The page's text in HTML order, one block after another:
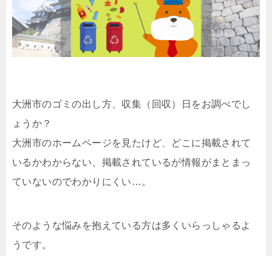
大洲市のゴミの出し方、収集（回収）日をお調べでし
ょうか？
大洲市のホームページを見たけど、どこに掲載されて
いるかわからない、掲載されているが情報がまとまっ
ていないのでわかりにくい…。
そのような悩みを抱えている方は多くいらっしゃるよ
うです。